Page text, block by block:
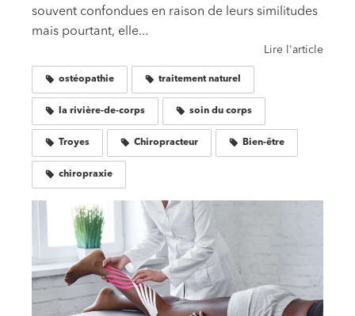
souvent confondues en raison de leurs similitudes
mais pourtant, elle...
Lire l'article
ostéopathie traitement naturel
la rivière-de-corps soin du corps
Troyes Chiropracteur Bien-être
chiropraxie